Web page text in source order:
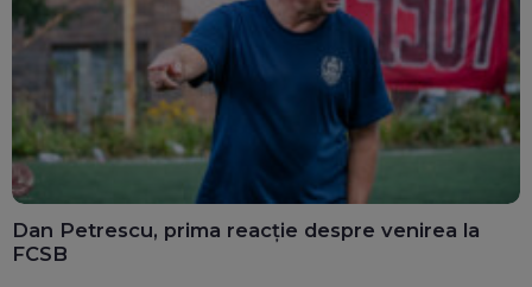
Dan Petrescu, prima reacție despre venirea la
FCSB